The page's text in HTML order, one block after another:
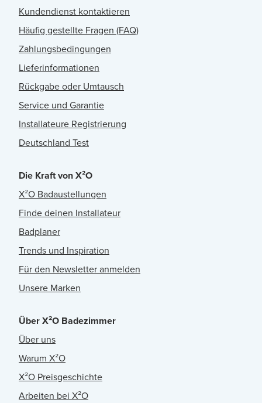
Kundendienst kontaktieren
Häufig gestellte Fragen (FAQ)
Zahlungsbedingungen
Lieferinformationen
Rückgabe oder Umtausch
Service und Garantie
Installateure Registrierung
Deutschland Test
Die Kraft von X²O
X²O Badaustellungen
Finde deinen Installateur
Badplaner
Trends und Inspiration
Für den Newsletter anmelden
Unsere Marken
Über X²O Badezimmer
Über uns
Warum X²O
X²O Preisgeschichte
Arbeiten bei X²O